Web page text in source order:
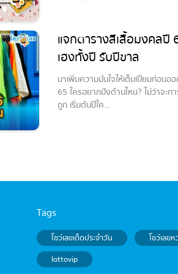
แจกตารางสีเสื้อมงคลปี
เฮงทั้งปี รับปีขาล
มาเพิ่มความมั่นใจให้เต็มเปี่ยมก่อน
65 ใครอยากปังด้านไหน? ไม่ว่าจะก
ถูก เริ่มต้นปีใค...
Tags
โชว์เลขเด็ดประจำวัน โชว์เลข
lottovip